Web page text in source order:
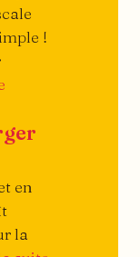
!
simple
en
la